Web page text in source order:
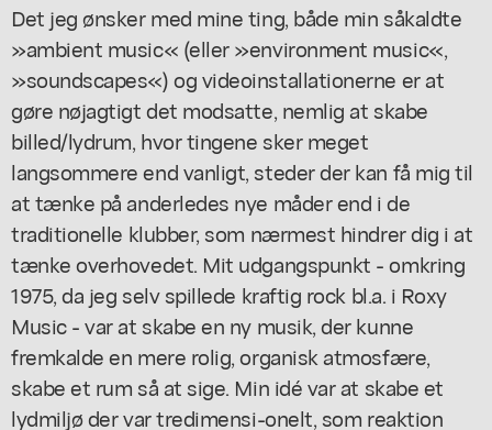
Det jeg ønsker med mine ting, både min såkaldte
»ambient music« (eller »environment music«,
»soundscapes«) og videoinstallationerne er at
gøre nøjagtigt det modsatte, nemlig at skabe
billed/lydrum, hvor tingene sker meget
langsommere end vanligt, steder der kan få mig til
at tænke på anderledes nye måder end i de
traditionelle klubber, som nærmest hindrer dig i at
tænke overhovedet. Mit udgangspunkt - omkring
1975, da jeg selv spillede kraftig rock bl.a. i Roxy
Music - var at skabe en ny musik, der kunne
fremkalde en mere rolig, organisk atmosfære,
skabe et rum så at sige. Min idé var at skabe et
lydmiljø der var tredimensi-onelt, som reaktion